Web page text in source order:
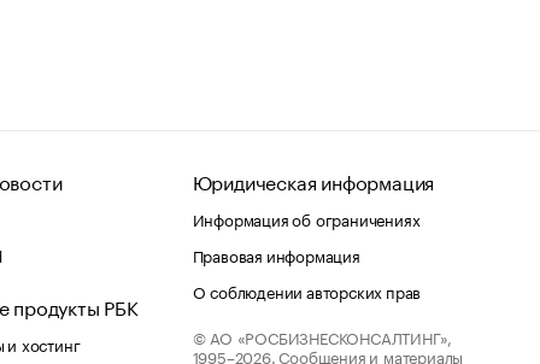
продукты РБК
хостинг
Юридическая информация
Информация об ограничениях
Правовая информация
О соблюдении авторских прав
© АО «РОСБИЗНЕСКОНСАЛТИНГ»,
1995–2026. Сообщения и материалы